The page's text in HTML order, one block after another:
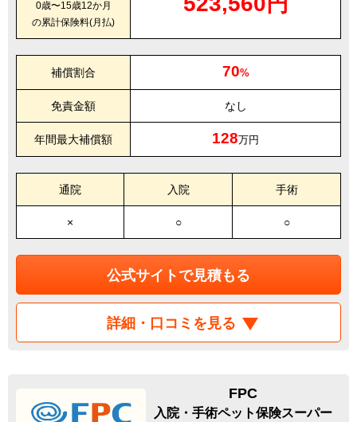
0歳〜15歳12か月
の累計保険料(月払)
補償割合 70%
免責金額 なし
年間最大補償額 128万円
通院 入院 手術
× ○ ○
公式サイトで見積もる
詳細・口コミを見る
FPC
入院・手術ペット保険スーパー